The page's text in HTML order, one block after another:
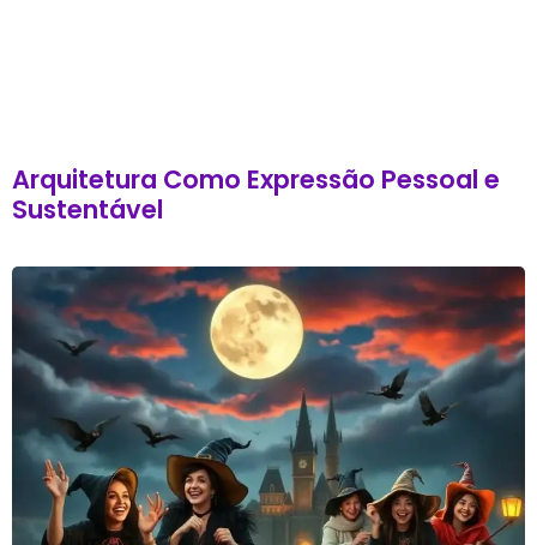
Arquitetura Como Expressão Pessoal e
Sustentável